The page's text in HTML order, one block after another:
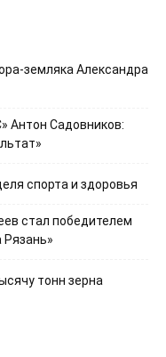
земляка Александра
Антон Садовников:
спорта и здоровья
стал победителем
Рязань»
тонн зерна